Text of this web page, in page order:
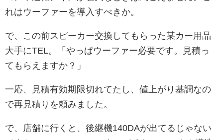
れはウーファーを導入すべきか。
で、この前スピーカー交換してもらった某カー用品
大手にTEL。「やっぱウーファー必要です。見積っ
てもらえますか？」
一応、見積有効期限切れてたし、値上がり基調なの
で再見積りを頼みました。
で、店舗に行くと、後継機140DAが出てるじゃない